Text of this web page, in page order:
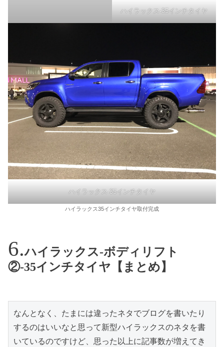
ハイラックス-35インチタイヤ
ハイラックス-35インチタイヤ
ハイラックス35インチタイヤ取付完成
ハイラックス-ボディリフト
②-35インチタイヤ【まとめ】
なんとなく、たまには違ったネタでブログを書いたり
するのはいいなと思って新型ハイラックスのネタを書
いているのですけど、思った以上に記事数が増えてき